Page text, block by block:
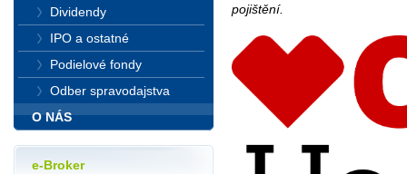
pojištění.
Dividendy
IPO a ostatné
Podielové fondy
Odber spravodajstva
O NÁS
e-Broker